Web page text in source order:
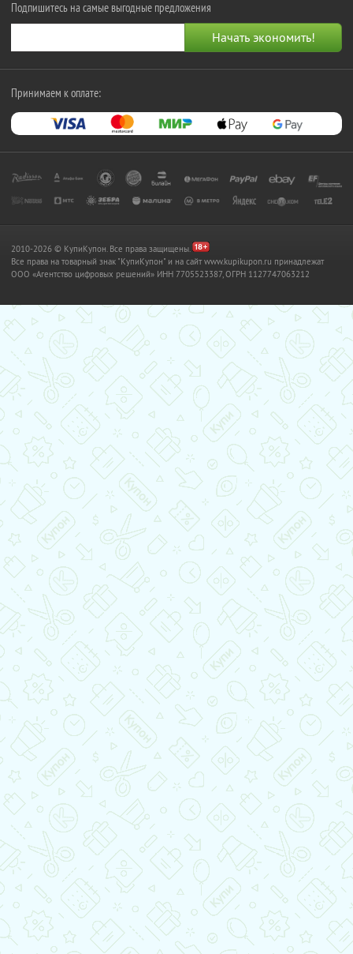
Подпишитесь на самые выгодные предложения
Принимаем к оплате:
2010-2026 © КупиКупон. Все права защищены.
Все права на товарный знак "КупиКупон" и на сайт www.kupikupon.ru принадлежат
OOO «Агентство цифровых решений» ИНН 7705523387, ОГРН 1127747063212